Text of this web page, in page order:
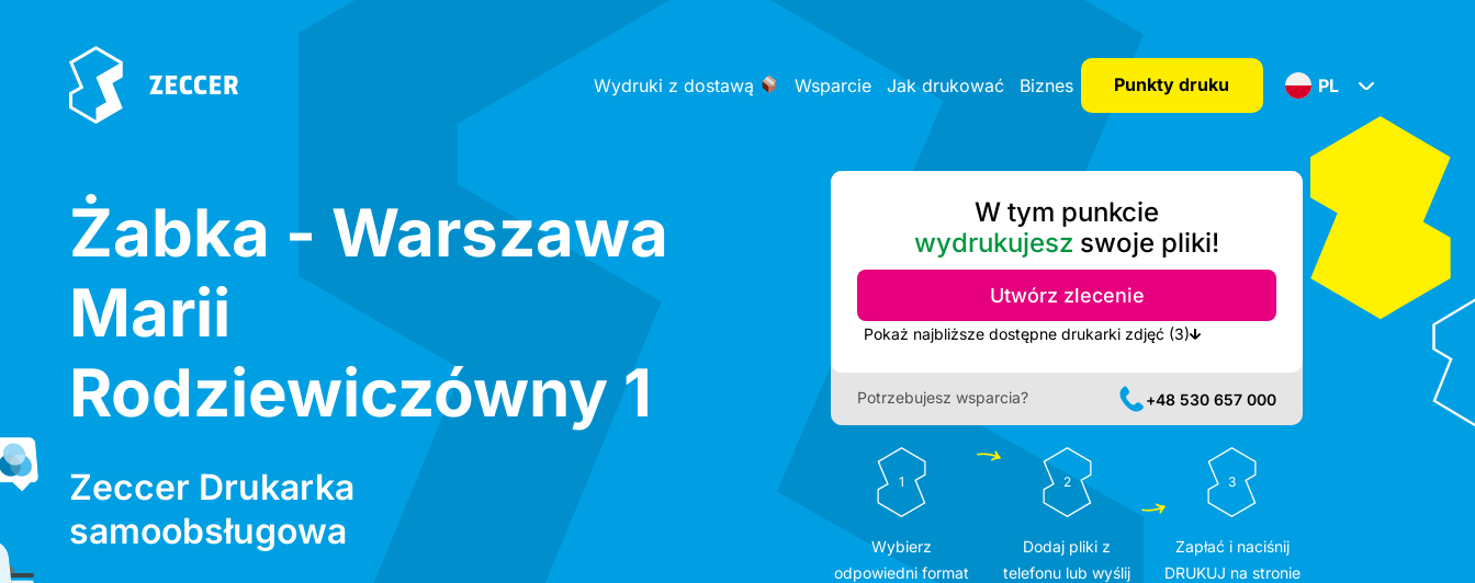
Wydruki z dostawą Wsparcie Jak drukować Biznes Punkty druku PL
Żabka - Warszawa
Marii
Rodziewiczówny 1
Zeccer Drukarka
samoobsługowa
W tym punkcie
wydrukujesz swoje pliki!
Utwórz zlecenie
Pokaż najbliższe dostępne drukarki zdjęć (3)
Potrzebujesz wsparcia? +48 530 657 000
1
Wybierz
odpowiedni format
2
Dodaj pliki z
telefonu lub wyślij
3
Zapłać i naciśnij
DRUKUJ na stronie